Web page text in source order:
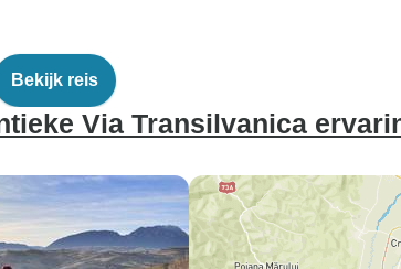
Bekijk reis
Via Transilvanica